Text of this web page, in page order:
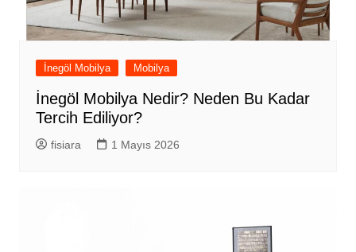
İnegöl Mobilya Mobilya
İnegöl Mobilya Nedir? Neden Bu Kadar
Tercih Ediliyor?
fisiara 1 Mayıs 2026